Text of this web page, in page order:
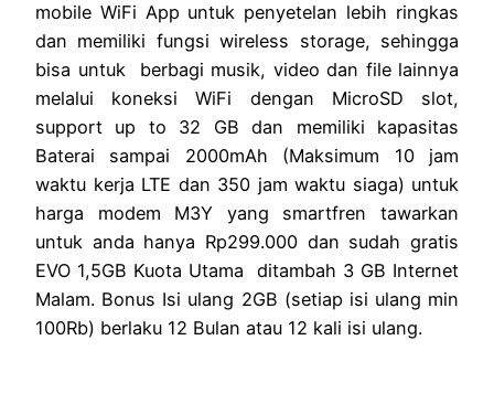
mobile WiFi App untuk penyetelan lebih ringkas
dan memiliki fungsi wireless storage, sehingga
bisa untuk berbagi musik, video dan file lainnya
melalui koneksi WiFi dengan MicroSD slot,
support up to 32 GB dan memiliki kapasitas
Baterai sampai 2000mAh (Maksimum 10 jam
waktu kerja LTE dan 350 jam waktu siaga) untuk
harga modem M3Y yang smartfren tawarkan
untuk anda hanya Rp299.000 dan sudah gratis
EVO 1,5GB Kuota Utama ditambah 3 GB Internet
Malam. Bonus Isi ulang 2GB (setiap isi ulang min
100Rb) berlaku 12 Bulan atau 12 kali isi ulang.